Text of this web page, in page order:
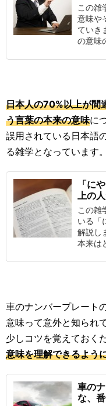
この雑
意味や
ていき
の意味
日本人の70%以上が間
う言葉の本来の意味に
誤用されている日本語
る雑学となっています。
「に
上の
この雑
いる「
解説し
本来は
車のナンバープレート
意味って意外と知られ
少しコツを覚えておく
意味を理解できるよう
車の
な、